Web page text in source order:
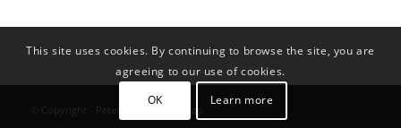
© Copyright - Peter Schätzl | Sitemap
This site uses cookies. By continuing to browse the site, you are
agreeing to our use of cookies.
OK
Learn more